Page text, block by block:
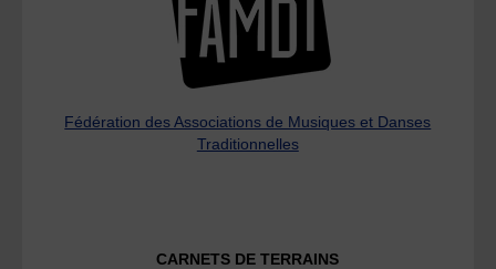
Fédération des Associations de Musiques et Danses
Traditionnelles
CARNETS DE TERRAINS